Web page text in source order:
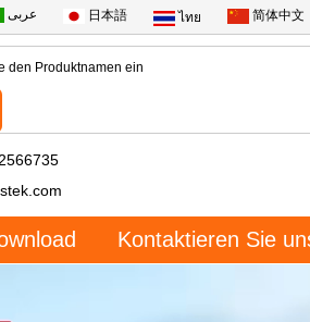
عربى 日本語 ไทย 简体中文
Kontaktieren Sie